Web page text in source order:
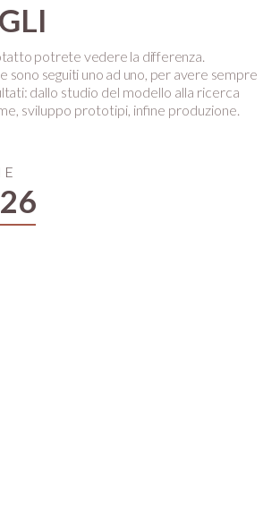
potrete vedere la differenza.
sono seguiti uno ad uno, per avere sempre
dallo studio del modello alla ricerca
sviluppo prototipi, infine produzione.